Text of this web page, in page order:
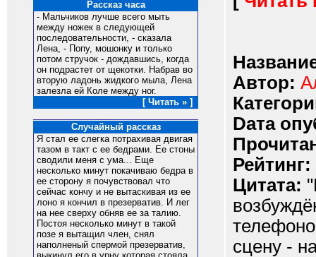
Рассказ часа
- Мальчиков лучше всего мыть
между ножек в следующей
последовательности, - сказала
Лена, - Попу, мошонку и только
потом стручок - дождавшись, когда
он подрастет от щекотки. Набрав во
вторую ладонь жидкого мыла, Лена
залезла ей Коле между ног.
[ Читать » ]
Случайный рассказ
Я стал ее слегка потрахивая двигая
тазом в такт с ее бедрами. Ее стоны
сводили меня с ума... Еще
несколько минут покачиваю бедра в
ее сторону я почувствовал что
сейчас кончу и не вытаскивая из ее
лоно я кончил в презерватив. И лег
на нее сверху обняв ее за талию.
Постоя несколько минут в такой
позе я вытащил член, снял
наполненый спермой презерватив,
Автор:
Dата
Рейтинг:
Цитата:
сцену -